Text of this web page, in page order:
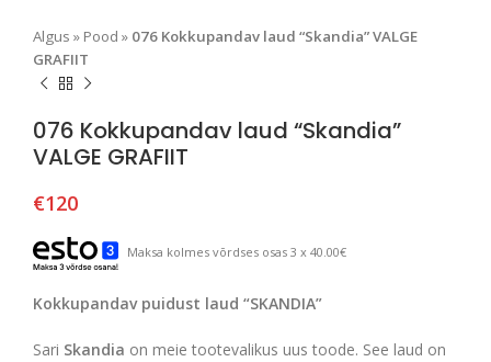
Algus » Pood » 076 Kokkupandav laud “Skandia” VALGE
GRAFIIT
076 Kokkupandav laud “Skandia”
VALGE GRAFIIT
€120
Maksa kolmes võrdses osas 3 x 40.00€
Kokkupandav puidust laud “SKANDIA”
Sari Skandia on meie tootevalikus uus toode. See laud on